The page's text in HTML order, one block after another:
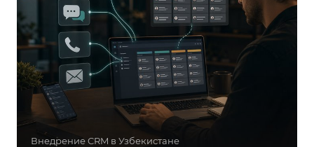
Внедрение CRM в Узбекистане